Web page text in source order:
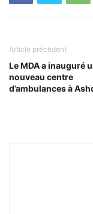
Article précédent
Le MDA a inauguré
nouveau centre
d’ambulances à